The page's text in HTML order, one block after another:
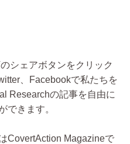
シェアボタンをクリック
、Facebookで私たちを
Researchの記事を自由に
できます。
CovertAction Magazineで